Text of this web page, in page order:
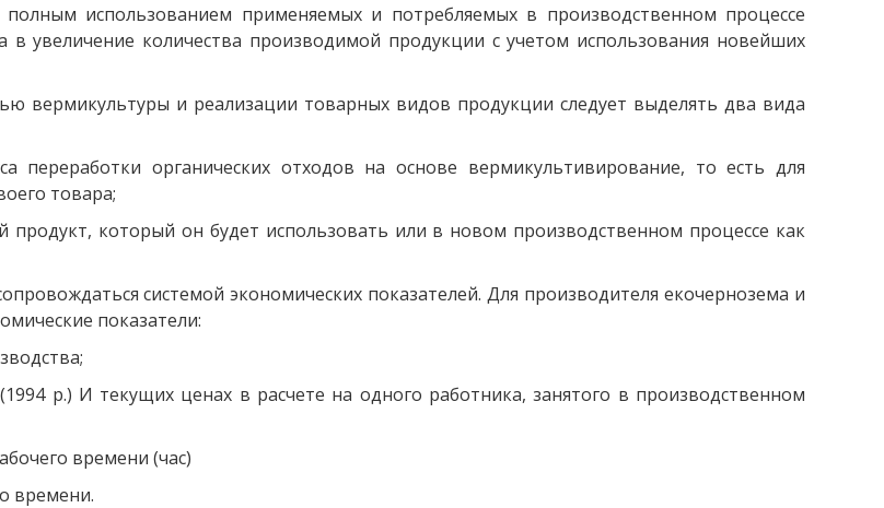
использованием применяемых и потребляемых в производственном процессе
увеличение количества производимой продукции с учетом использования новейших
вермикультуры и реализации товарных видов продукции следует выделять два вида
переработки органических отходов на основе вермикультивирование, то есть для
товара;
продукт, который он будет использовать или в новом производственном процессе как
системой экономических показателей. Для производителя екочернозема и
показатели:
р.) И текущих ценах в расчете на одного работника, занятого в производственном
времени (час)
времени.